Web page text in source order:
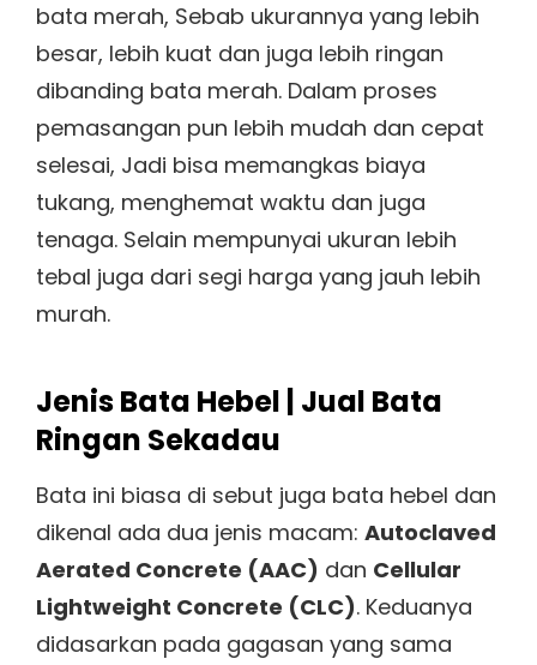
bata merah, Sebab ukurannya yang lebih
besar, lebih kuat dan juga lebih ringan
dibanding bata merah. Dalam proses
pemasangan pun lebih mudah dan cepat
selesai, Jadi bisa memangkas biaya
tukang, menghemat waktu dan juga
tenaga. Selain mempunyai ukuran lebih
tebal juga dari segi harga yang jauh lebih
murah.
Jenis Bata Hebel | Jual Bata
Ringan Sekadau
Bata ini biasa di sebut juga bata hebel dan
dikenal ada dua jenis macam: Autoclaved
Aerated Concrete (AAC) dan Cellular
Lightweight Concrete (CLC). Keduanya
didasarkan pada gagasan yang sama